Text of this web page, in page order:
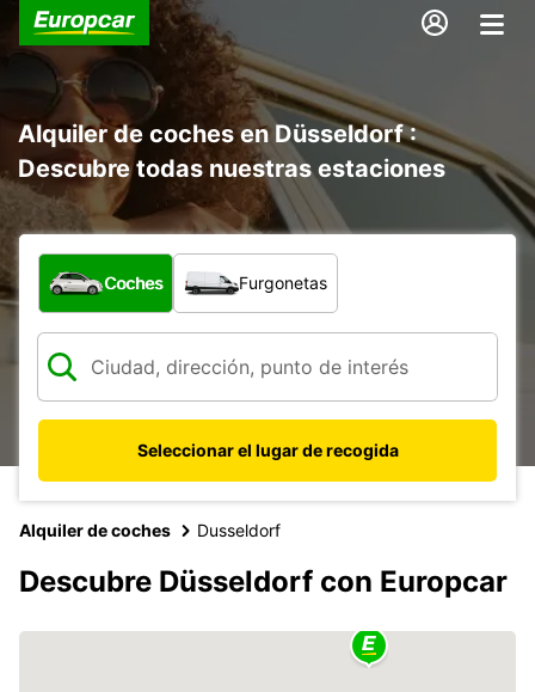
Alquiler de coches en Düsseldorf :
Descubre todas nuestras estaciones
¿Qué tipo de vehículo?
Coches Furgonetas
Seleccionar el lugar de recogida
Alquiler de coches Dusseldorf
Descubre Düsseldorf con Europcar